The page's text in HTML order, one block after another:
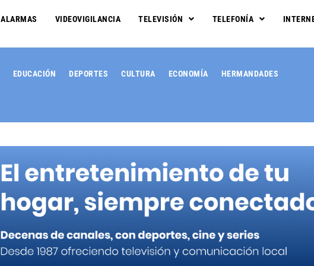
ALARMAS VIDEOVIGILANCIA TELEVISIÓN TELEFONÍA
EDUCACIÓN DEPORTES CULTURA ECONOMÍA HERMANDADES